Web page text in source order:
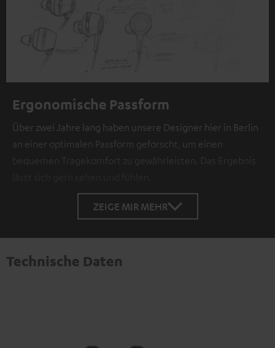
Ergonomische Passform
Über zwei Jahre lang haben unsere Designer hier in Berlin
an einer optimalen Passform geforscht, um einen
bequemen Tragekomfort zu gewährleisten. Das Ergebnis
ZEIGE MIR MEHR
Technische Daten